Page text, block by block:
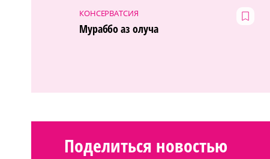
КОНСЕРВАТСИЯ
Мураббо аз олуча
Поделиться новостью